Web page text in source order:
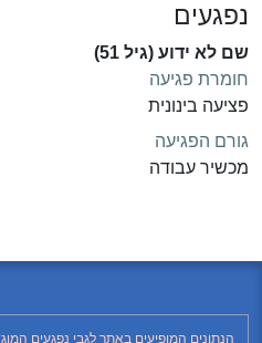
נפגעים
שם לא ידוע (גיל 51)
חומרת פגיעה
פציעה בינונית
גורם הפגיעה
מכשיר עבודה
הנתונים המופיעים באתר לגבי נפגעים